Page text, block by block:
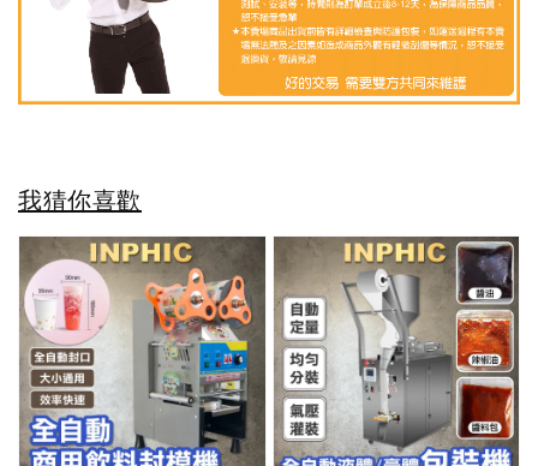
我猜你喜歡